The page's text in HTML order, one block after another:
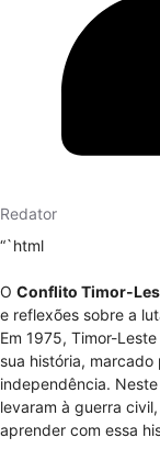
Redator
“`html
O Conflito Timor-
e reflexões sobre a
Em 1975, Timor-
sua história,
independência.
levaram à guerra
aprender com essa